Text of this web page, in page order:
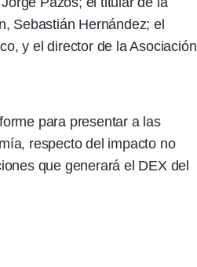
Sebastián Hernández; el
y el director de la Asociación
para presentar a las
respecto del impacto no
que generará el DEX del